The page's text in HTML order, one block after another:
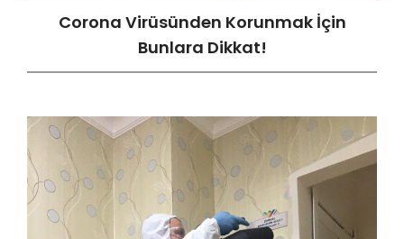
Corona Virüsünden Korunmak İçin
Bunlara Dikkat!